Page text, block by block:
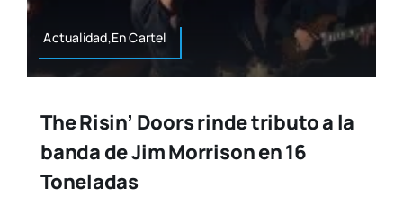
Actualidad,En Car­tel
The Risin’ Doors rinde tributo a la
banda de Jim Morrison en 16
Toneladas